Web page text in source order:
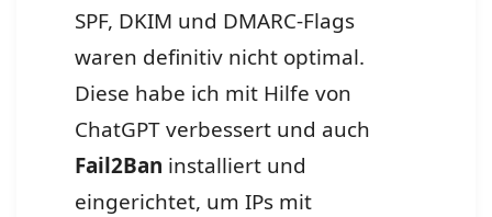
SPF, DKIM und DMARC-Flags
waren definitiv nicht optimal.
Diese habe ich mit Hilfe von
ChatGPT verbessert und auch
Fail2Ban installiert und
eingerichtet, um IPs mit